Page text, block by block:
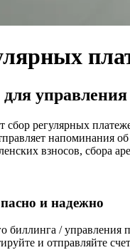
сбор регулярных
напоминания
взносов, сбора
и надежно
биллинга / управления
и отправляйте